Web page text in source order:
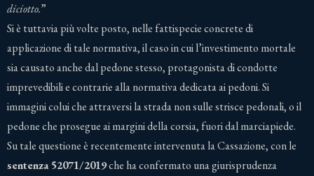
diciotto.”
Si è tuttavia più volte posto, nelle fattispecie concrete di
applicazione di tale normativa, il caso in cui l’investimento mortale
sia causato anche dal pedone stesso, protagonista di condotte
imprevedibili e contrarie alla normativa dedicata ai pedoni. Si
immagini colui che attraversi la strada non sulle strisce pedonali, o il
pedone che prosegue ai margini della corsia, fuori dal marciapiede.
Su tale questione è recentemente intervenuta la Cassazione, con le
sentenza 52071/2019che ha confermato una giurisprudenza